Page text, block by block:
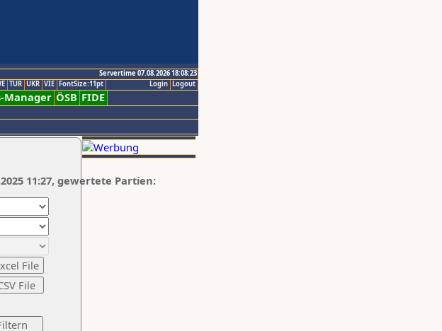
Servertime 07.08.2026 18:08:23
Logout
Login
TUR UKR VIE FontSize:11pt
Manager ÖSB FIDE
11:27, gewertete Partien: